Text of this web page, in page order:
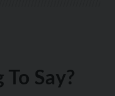
Say?